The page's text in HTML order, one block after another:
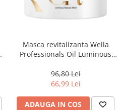
Masca revitalizanta Wella
Professionals Oil Luminous
96,80 Lei
66,99 Lei
ADAUGA IN COS